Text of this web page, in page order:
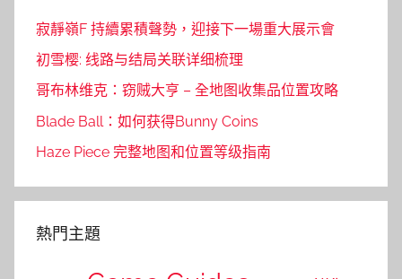
寂靜嶺F 持續累積聲勢，迎接下一場重大展示會
初雪樱: 线路与结局关联详细梳理
哥布林维克：窃贼大亨 – 全地图收集品位置攻略
Blade Ball：如何获得Bunny Coins
Haze Piece 完整地图和位置等级指南
熱門主題